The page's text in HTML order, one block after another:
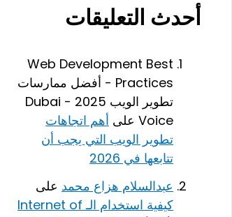
أحدث التعليقات
Web Development Best
Practices - أفضل ممارسات
تطوير الويب 2025 - Dubai
Voice على أهم اتجاهات
تطوير الويب التي يجب أن
تتابعها في 2026
عبدالسلام هزاع محمد على
كيفية استخدام الـ Internet of